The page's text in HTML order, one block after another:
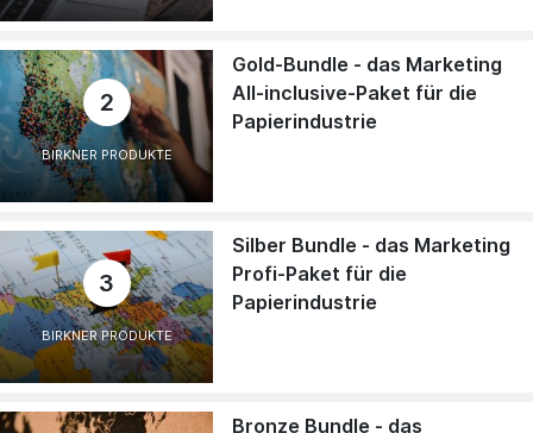
2
BIRKNER PRODUKTE
Gold-Bundle - das Marketing
All-inclusive-Paket für die
Papierindustrie
3
BIRKNER PRODUKTE
Silber Bundle - das Marketing
Profi-Paket für die
Papierindustrie
Bronze Bundle - das